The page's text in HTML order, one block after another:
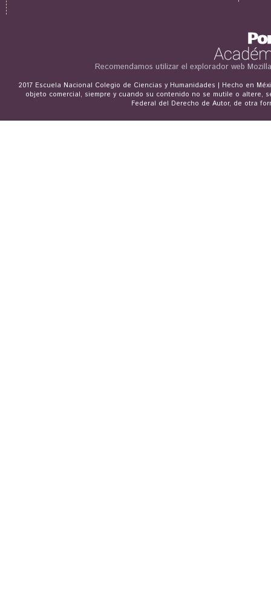
Recomendamos utilizar el explorador web
2017 Escuela Nacional Colegio de Ciencias y Humanidades | Hecho en
objeto comercial, siempre y cuando su contenido no se mutile o altere,
Federal del Derecho de Autor, de otra